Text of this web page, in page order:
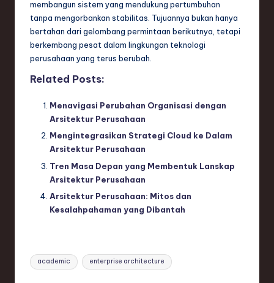
membangun sistem yang mendukung pertumbuhan
tanpa mengorbankan stabilitas. Tujuannya bukan hanya
bertahan dari gelombang permintaan berikutnya, tetapi
berkembang pesat dalam lingkungan teknologi
perusahaan yang terus berubah.
Related Posts:
Menavigasi Perubahan Organisasi dengan
Arsitektur Perusahaan
Mengintegrasikan Strategi Cloud ke Dalam
Arsitektur Perusahaan
Tren Masa Depan yang Membentuk Lanskap
Arsitektur Perusahaan
Arsitektur Perusahaan: Mitos dan
Kesalahpahaman yang Dibantah
Tags:
academic enterprise architecture